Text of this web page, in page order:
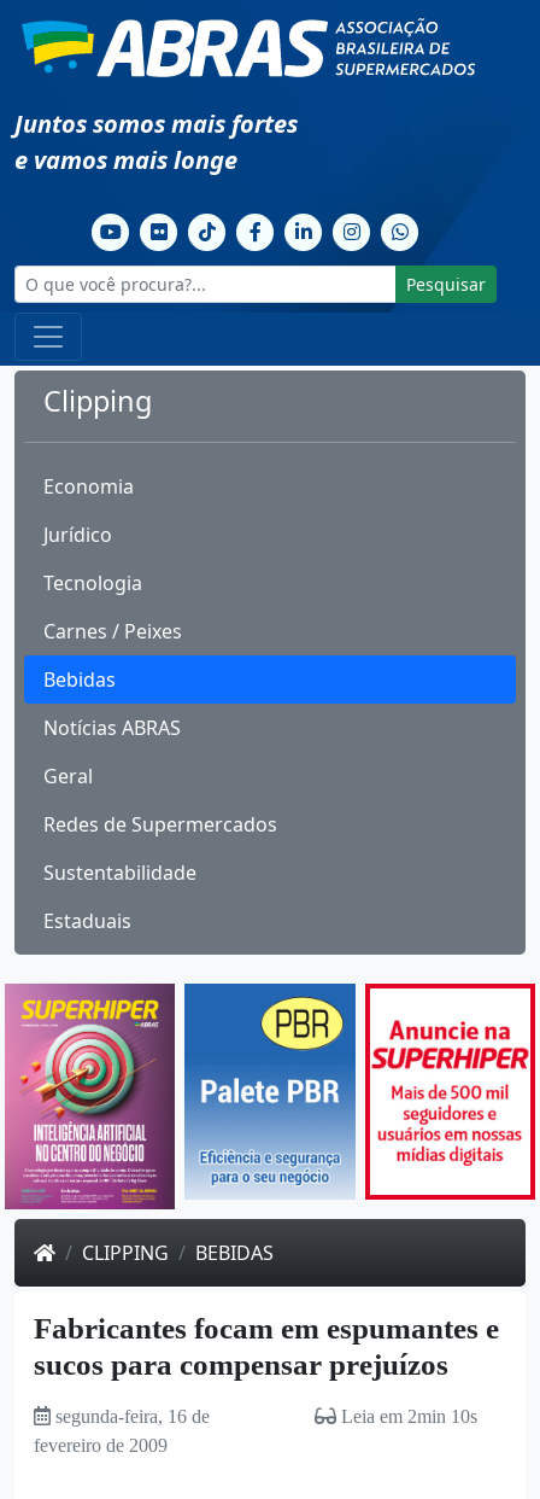
Juntos somos mais fortes
e vamos mais longe
Pesquisar
Clipping
Economia
Jurídico
Tecnologia
Carnes / Peixes
Bebidas
Notícias ABRAS
Geral
Redes de Supermercados
Sustentabilidade
Estaduais
CLIPPING BEBIDAS
Fabricantes focam em espumantes e
sucos para compensar prejuízos
segunda-feira, 16 de
fevereiro de 2009
Leia em 2min 10s